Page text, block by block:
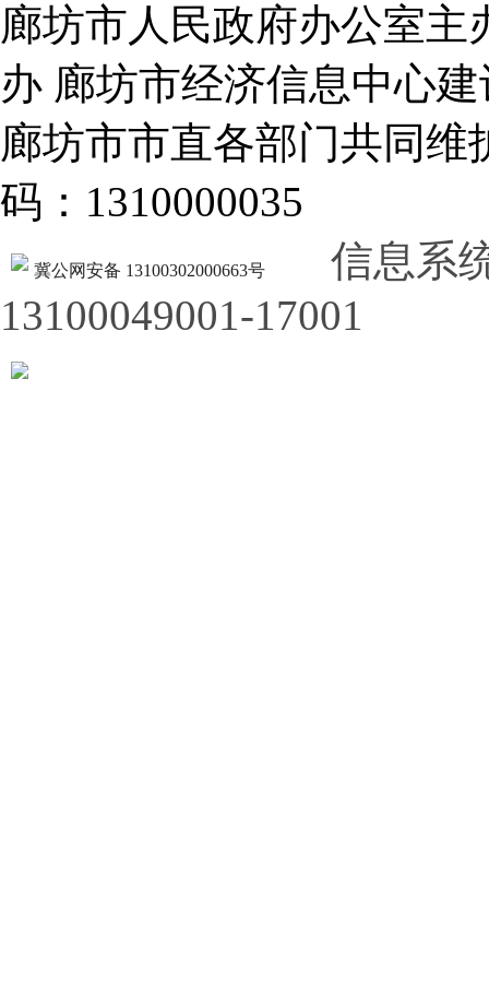
廊坊市人民政府办公室
办 廊坊市经济信息中心建
廊坊市市直各部门共同
码：1310000035
冀公网安备 13100302000663号
信息系
13100049001-17001